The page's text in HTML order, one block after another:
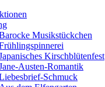
Musikstückchen
Kirschblütenfest
Austen-Romantik
Schmuck